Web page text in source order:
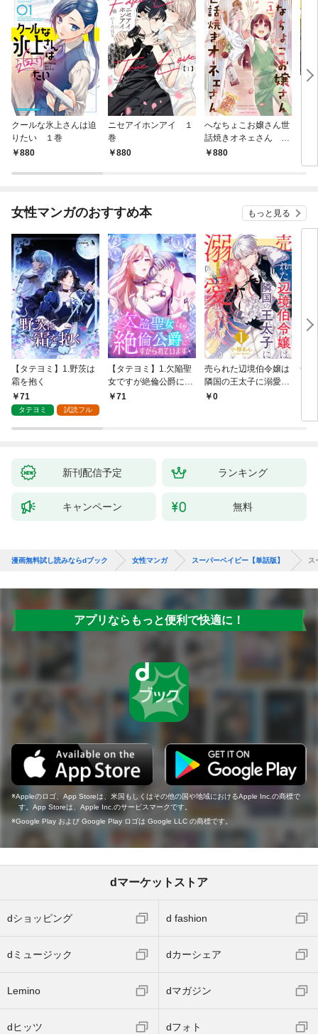
クールな氷上さんは迫
りたい １巻
880
ニセアイホンアイ １
巻
￥880
へなちょこお嬢さん世
話焼きオネェさん １
巻
￥880
女性マンガのおすすめ本 もっと見る
【タテヨミ】1.野茨は
霜を抱く
71
タテヨミ 試読フル
【タテヨミ】1.欠陥聖
女ですが絶倫公爵にす
がられています
￥71
売られた辺境伯令嬢は
隣国の王太子に溺愛さ
れる 1
￥0
千
新刊配信予定 ランキング
キャンペーン 無料
漫画無料試し読みならdブック 女性マンガ スーパーベイビー【単話版】 ス
アプリならもっと便利で快適に！
Appleのロゴ、App Storeは、米国もしくはその他の国や地域におけるApple Inc.の商標で
す。App Storeは、Apple Inc.のサービスマークです。
Google Play および Google Play ロゴは Google LLC の商標です。
dマーケットストア
dショッピング d fashion
dミュージック dカーシェア
Lemino dマガジン
dヒッツ dフォト